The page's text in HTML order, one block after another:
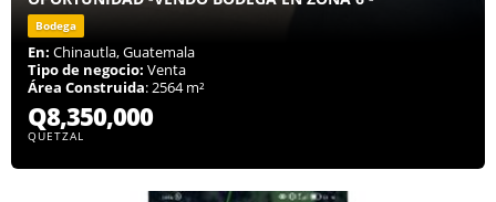
Bodega
En: Chinautla, Guatemala
Tipo de negocio: Venta
Área Construida: 2564 m²
Q8,350,000
QUETZAL